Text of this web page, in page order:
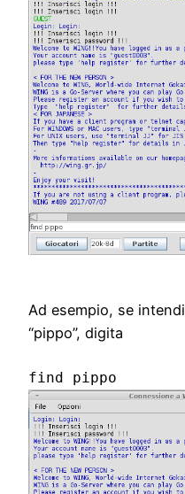
Ad esempio, se
“pippo”, digita
find pippo